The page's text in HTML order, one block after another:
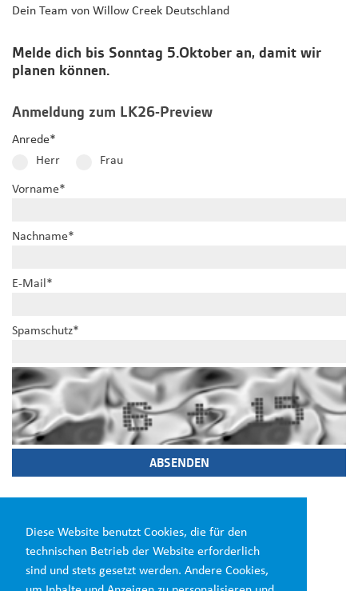
Diese Website benutzt Cookies, die für den
technischen Betrieb der Website erforderlich
sind und stets gesetzt werden. Andere Cookies,
Dein Team von Willow Creek Deutschland
Melde dich bis Sonntag 5.Oktober an, damit wir
planen können.
Anmeldung zum LK26-Preview
Anrede*
Herr
Frau
Vorname*
Nachname*
E-Mail *
Spamschutz*